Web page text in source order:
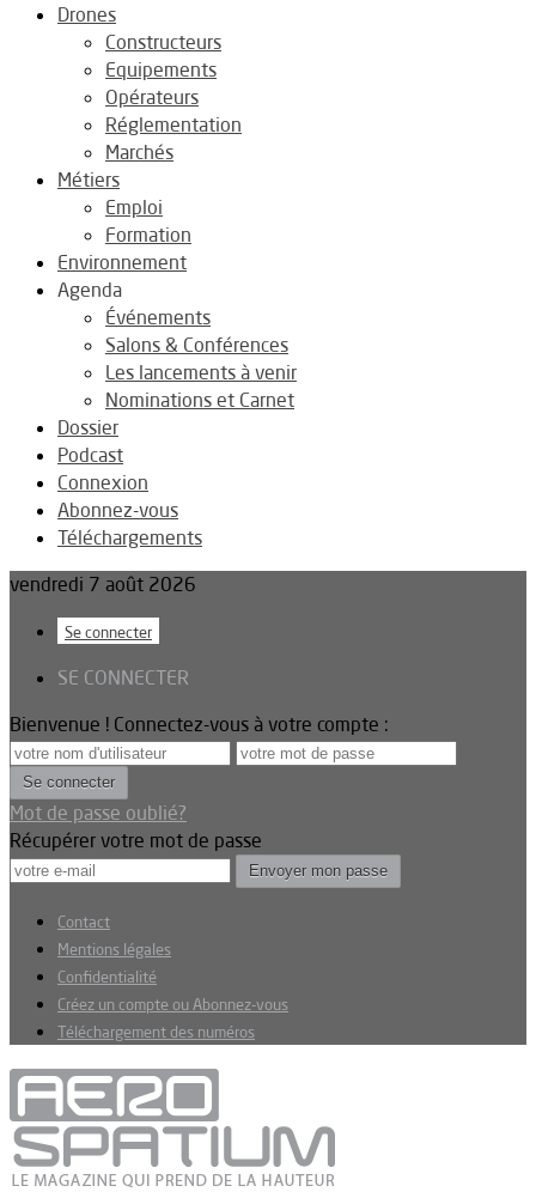
Drones
Constructeurs
Equipements
Opérateurs
Réglementation
Marchés
Métiers
Emploi
Formation
Environnement
Agenda
Événements
Salons & Conférences
Les lancements à venir
Nominations et Carnet
Dossier
Podcast
Connexion
Abonnez-vous
Téléchargements
vendredi 7 août 2026
Se connecter
SE CONNECTER
Bienvenue ! Connectez-vous à votre compte :
Mot de passe oublié?
Récupérer votre mot de passe
Contact
Mentions légales
Confidentialité
Créez un compte ou Abonnez-vous
Téléchargement des numéros